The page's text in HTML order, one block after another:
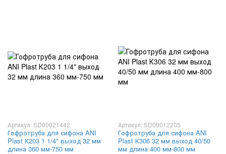
Артикул: SD00021442
Гофротруба для сифона ANI
Plast К203 1 1/4" выход 32 мм
длина 360 мм-750 мм
Артикул: SD00012205
Гофротруба для сифона ANI
Plast К306 32 мм выход 40/50
мм длина 400 мм-800 мм